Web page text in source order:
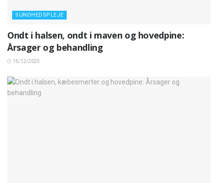
SUNDHEDSPLEJE
Ondt i halsen, ondt i maven og hovedpine:
Årsager og behandling
15/12/2025